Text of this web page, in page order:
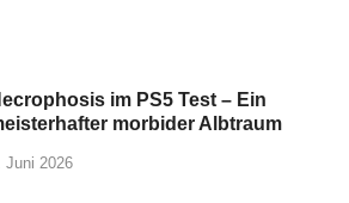
im PS5 Test – Ein
morbider Albtraum
Juni 2026